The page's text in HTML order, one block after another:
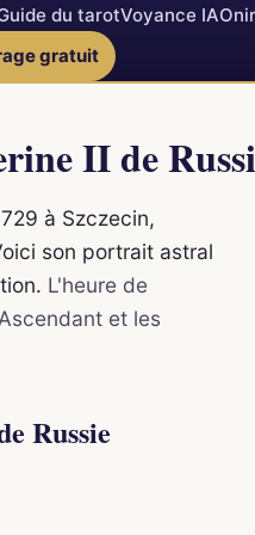
du tarotVoyance IA
gratuit
II de
à Szczecin,
son portrait astral
L'heure de
et les
Russie